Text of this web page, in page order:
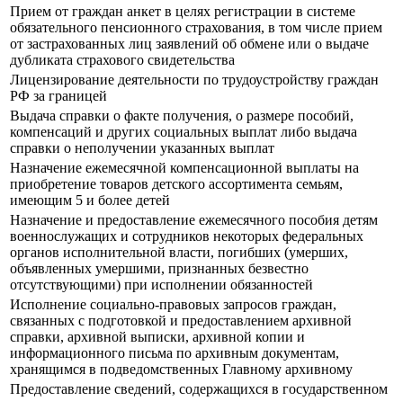
Прием от граждан анкет в целях регистрации в системе
обязательного пенсионного страхования, в том числе прием
от застрахованных лиц заявлений об обмене или о выдаче
дубликата страхового свидетельства
Лицензирование деятельности по трудоустройству граждан
РФ за границей
Выдача справки о факте получения, о размере пособий,
компенсаций и других социальных выплат либо выдача
справки о неполучении указанных выплат
Назначение ежемесячной компенсационной выплаты на
приобретение товаров детского ассортимента семьям,
имеющим 5 и более детей
Назначение и предоставление ежемесячного пособия детям
военнослужащих и сотрудников некоторых федеральных
органов исполнительной власти, погибших (умерших,
объявленных умершими, признанных безвестно
отсутствующими) при исполнении обязанностей
Исполнение социально-правовых запросов граждан,
связанных с подготовкой и предоставлением архивной
справки, архивной выписки, архивной копии и
информационного письма по архивным документам,
хранящимся в подведомственных Главному архивному
Предоставление сведений, содержащихся в государственном